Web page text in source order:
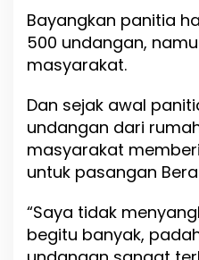
Bayangkan panitia
500 undangan,
masyarakat.
Dan sejak awal
undangan dari
masyarakat
untuk pasangan
“Saya tidak
begitu banyak,